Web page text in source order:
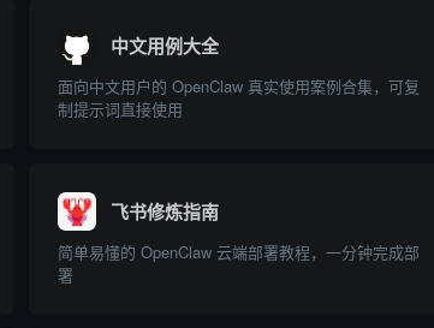
中文用例大全
面向中文用户的 OpenClaw 真实使用案例合集，可复
制提示词直接使用
飞书修炼指南
简单易懂的 OpenClaw 云端部署教程，一分钟完成部
署